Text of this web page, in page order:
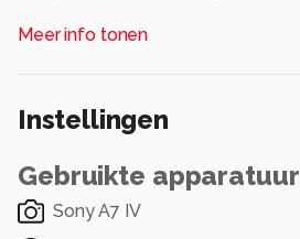
Meer info tonen
Instellingen
Gebruikte apparatuur
Sony A7 IV